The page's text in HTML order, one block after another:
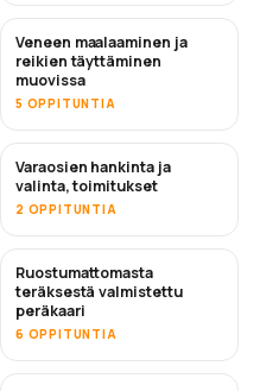
PIAN
Veneen maalaaminen ja
reikien täyttäminen
muovissa
5 OPPITUNTIA
PIAN
Varaosien hankinta ja
valinta, toimitukset
2 OPPITUNTIA
Ruostumattomasta
teräksestä valmistettu
peräkaari
6 OPPITUNTIA